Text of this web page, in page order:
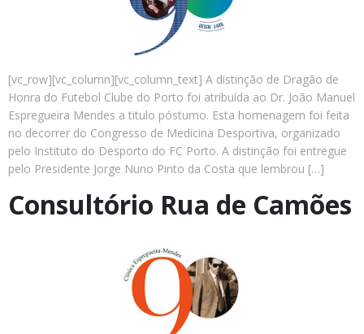
[vc_row][vc_column][vc_column_text] A distinção de Dragão de
Honra do Futebol Clube do Porto foi atribuída ao Dr. João Manuel
Espregueira Mendes a titulo póstumo. Esta homenagem foi feita
no decorrer do Congresso de Medicina Desportiva, organizado
pelo Instituto do Desporto do FC Porto. A distinção foi entregue
pelo Presidente Jorge Nuno Pinto da Costa que lembrou […]
Consultório Rua de Camões